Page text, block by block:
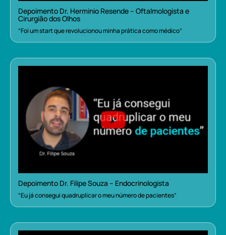
Depoimento Dr. Herminio Resende – Oftalmologista e
Cirurgião dos Olhos
“Foi um start que revolucionou minha prática como médico”
Depoimento Dr. Filipe Souza – Endocrinologista
“Eu já consegui quadruplicar o meu número de pacientes”